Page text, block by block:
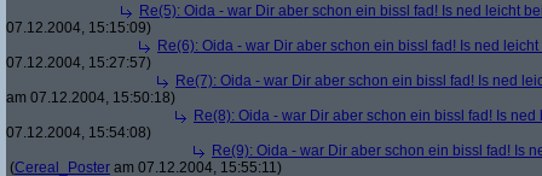
Re(5): Oida - war Dir aber schon ein bissl fad! Is ned leicht
07.12.2004, 15:15:09)
Re(6): Oida - war Dir aber schon ein bissl fad! Is ned
07.12.2004, 15:27:57)
Re(7): Oida - war Dir aber schon ein bissl fad! Is ned
am 07.12.2004, 15:50:18)
Re(8): Oida - war Dir aber schon ein bissl fad! Is
07.12.2004, 15:54:08)
Re(9): Oida - war Dir aber schon ein bissl fad! Is
(Cereal_Poster am 07.12.2004, 15:55:11)